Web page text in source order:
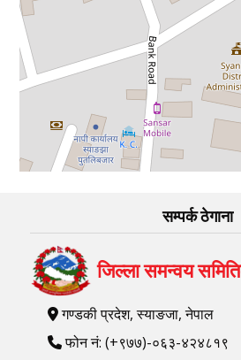
सम्पर्क ठेगाना
जिल्ला समन्वय
गण्डकी प्रदेश, स्याङजा, नेपाल
फोन नं: (+९७७)-०६३-४२४८१९